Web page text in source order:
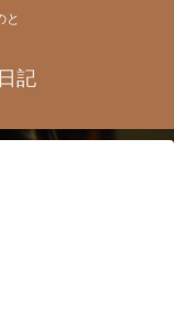
と
記